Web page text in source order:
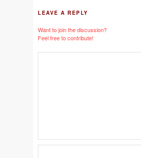
LEAVE A REPLY
Want to join the discussion?
Feel free to contribute!